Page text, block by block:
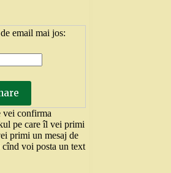
email mai jos:
vei confirma
pe care îl vei primi
primi un mesaj de
cînd voi posta un text